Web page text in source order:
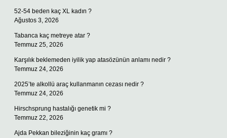
52-54 beden kaç XL kadın ?
Ağustos 3, 2026
Tabanca kaç metreye atar ?
Temmuz 25, 2026
Karşılık beklemeden iyilik yap atasözünün anlamı nedir ?
Temmuz 24, 2026
2025’te alkollü araç kullanmanın cezası nedir ?
Temmuz 24, 2026
Hirschsprung hastalığı genetik mi ?
Temmuz 22, 2026
Ajda Pekkan bileziğinin kaç gramı ?